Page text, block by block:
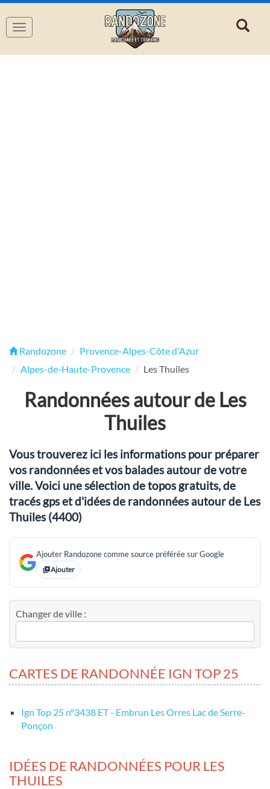
Navigation
Randozone
Provence-Alpes-Côte d'Azur
Alpes-de-Haute-Provence
Les Thuiles
Randonnées autour de Les
Thuiles
Vous trouverez ici les informations pour préparer
vos randonnées et vos balades autour de votre
ville. Voici une sélection de topos gratuits, de
tracés gps et d'idées de randonnées autour de Les
Thuiles (4400)
Ajouter Randozone comme source préférée sur Google
Ajouter
Changer de ville :
CARTES DE RANDONNÉE IGN TOP 25
Ign Top 25 nº3438 ET - Embrun Les Orres Lac de Serre-
Ponçon
IDÉES DE RANDONNÉES POUR LES
THUILES